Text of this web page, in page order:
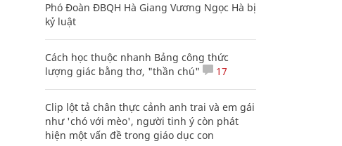
Phó Đoàn ĐBQH Hà Giang Vương Ngọc Hà bị
kỷ luật
Cách học thuộc nhanh Bảng công thức
lượng giác bằng thơ, "thần chú"
17
Clip lột tả chân thực cảnh anh trai và em gái
như 'chó với mèo', người tinh ý còn phát
hiện một vấn đề trong giáo dục con